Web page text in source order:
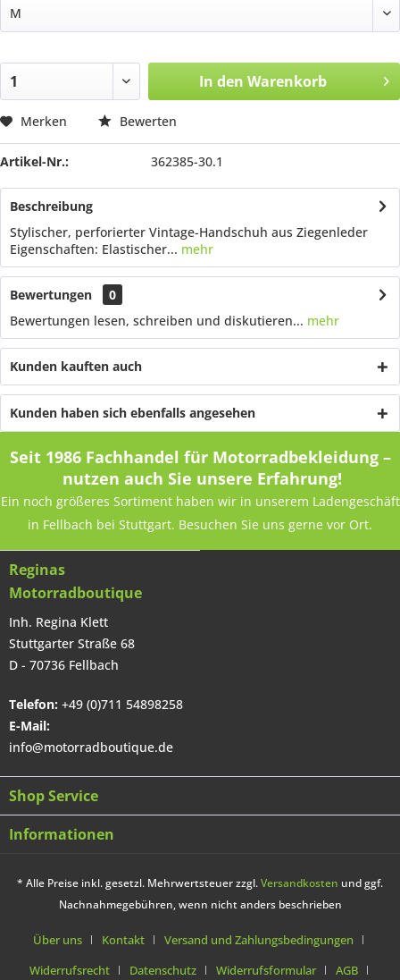
In den Warenkorb
Merken Bewerten
Artikel-Nr.: 362385-30.1
Beschreibung
Stylischer, perforierter Vintage-Handschuh aus Ziegenleder
Eigenschaften: Elastischer... mehr
Bewertungen
0
Bewertungen lesen, schreiben und diskutieren... mehr
Kunden kauften auch
Kunden haben sich ebenfalls angesehen
Seit 1986 Fachhandel für Motorradbekleidung –
nutzen auch Sie unsere Erfahrung!
Ein noch größeres Sortiment haben wir in unserem Ladengeschäft
in Fellbach bei Stuttgart. Besuchen Sie uns gerne vor Ort.
Reginas
Motorradboutique
Inh. Regina Klett
Stuttgarter Straße 68
D - 70736 Fellbach
Telefon: +49 (0)711 54898258
E-Mail:
info@motorradboutique.de
Shop Service
Informationen
* Alle Preise inkl. gesetzl. Mehrwertsteuer zzgl.Versandkosten und ggf.
Nachnahmegebühren, wenn nicht anders beschrieben
Über uns Kontakt
Versand und Zahlungsbedingungen
Widerrufsrecht
Datenschutz Widerrufsformular AGB